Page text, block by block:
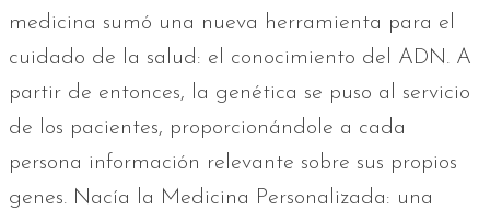
medicina sumó una nueva herramienta para el
cuidado de la salud: el conocimiento del ADN. A
partir de entonces, la genética se puso al servicio
de los pacientes, proporcionándole a cada
persona información relevante sobre sus propios
genes. Nacía la Medicina Personalizada: una